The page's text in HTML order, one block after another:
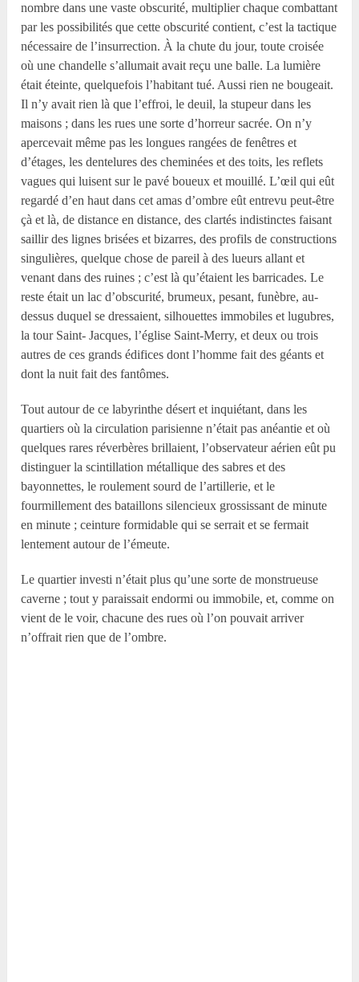
nombre dans une vaste obscurité, multiplier chaque combattant
par les possibilités que cette obscurité contient, c’est la tactique
nécessaire de l’insurrection. À la chute du jour, toute croisée
où une chandelle s’allumait avait reçu une balle. La lumière
était éteinte, quelquefois l’habitant tué. Aussi rien ne bougeait.
Il n’y avait rien là que l’effroi, le deuil, la stupeur dans les
maisons ; dans les rues une sorte d’horreur sacrée. On n’y
apercevait même pas les longues rangées de fenêtres et
d’étages, les dentelures des cheminées et des toits, les reflets
vagues qui luisent sur le pavé boueux et mouillé. L’œil qui eût
regardé d’en haut dans cet amas d’ombre eût entrevu peut-être
çà et là, de distance en distance, des clartés indistinctes faisant
saillir des lignes brisées et bizarres, des profils de constructions
singulières, quelque chose de pareil à des lueurs allant et
venant dans des ruines ; c’est là qu’étaient les barricades. Le
reste était un lac d’obscurité, brumeux, pesant, funèbre, au-
dessus duquel se dressaient, silhouettes immobiles et lugubres,
la tour Saint- Jacques, l’église Saint-Merry, et deux ou trois
autres de ces grands édifices dont l’homme fait des géants et
dont la nuit fait des fantômes.
Tout autour de ce labyrinthe désert et inquiétant, dans les
quartiers où la circulation parisienne n’était pas anéantie et où
quelques rares réverbères brillaient, l’observateur aérien eût pu
distinguer la scintillation métallique des sabres et des
bayonnettes, le roulement sourd de l’artillerie, et le
fourmillement des bataillons silencieux grossissant de minute
en minute ; ceinture formidable qui se serrait et se fermait
lentement autour de l’émeute.
Le quartier investi n’était plus qu’une sorte de monstrueuse
caverne ; tout y paraissait endormi ou immobile, et, comme on
vient de le voir, chacune des rues où l’on pouvait arriver
n’offrait rien que de l’ombre.